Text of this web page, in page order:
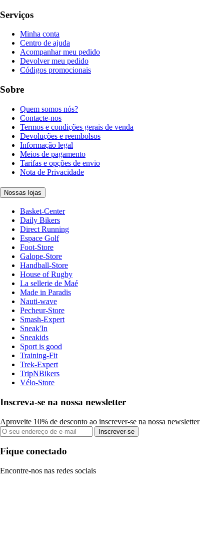
Serviços
Minha conta
Centro de ajuda
Acompanhar meu pedido
Devolver meu pedido
Códigos promocionais
Sobre
Quem somos nós?
Contacte-nos
Termos e condições gerais de venda
Devoluções e reembolsos
Informação legal
Meios de pagamento
Tarifas e opções de envio
Nota de Privacidade
Nossas lojas
Basket-Center
Daily Bikers
Direct Running
Espace Golf
Foot-Store
Galope-Store
Handball-Store
House of Rugby
La sellerie de Maé
Made in Paradis
Nauti-wave
Pecheur-Store
Smash-Expert
Sneak'In
Sneakids
Sport is good
Training-Fit
Trek-Expert
TripNBikers
Vélo-Store
Inscreva-se na nossa newsletter
Aproveite 10% de desconto ao inscrever-se na nossa newsletter
Inscrever-se
Fique conectado
Encontre-nos nas redes sociais